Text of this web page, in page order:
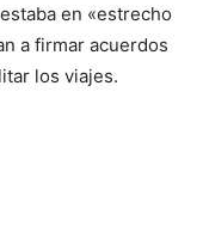
en «estrecho
a firmar acuerdos
los viajes.